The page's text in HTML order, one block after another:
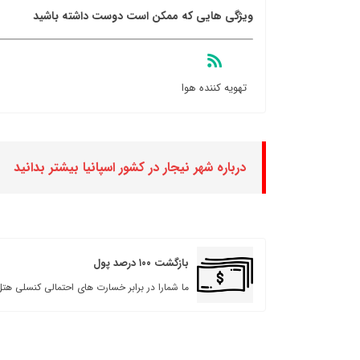
ویژگی هایی که ممکن است دوست داشته باشید
تهویه کننده هوا
درباره شهر نیجار در کشور اسپانیا بیشتر بدانید
بازگشت ۱۰۰ درصد پول
ما شمارا در برابر خسارت های احتمالی کنسلی